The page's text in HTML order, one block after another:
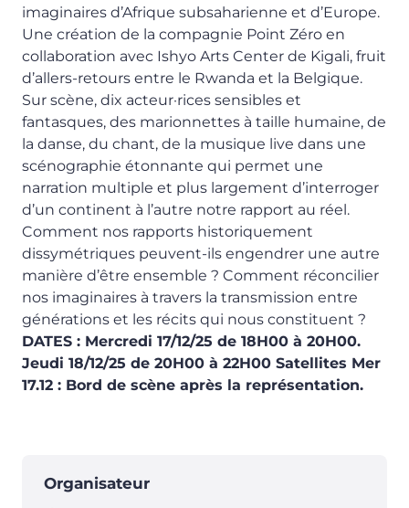
imaginaires d’Afrique subsaharienne et d’Europe.
Une création de la compagnie Point Zéro en
collaboration avec Ishyo Arts Center de Kigali, fruit
d’allers-retours entre le Rwanda et la Belgique.
Sur scène, dix acteur·rices sensibles et
fantasques, des marionnettes à taille humaine, de
la danse, du chant, de la musique live dans une
scénographie étonnante qui permet une
narration multiple et plus largement d’interroger
d’un continent à l’autre notre rapport au réel.
Comment nos rapports historiquement
dissymétriques peuvent-ils engendrer une autre
manière d’être ensemble ? Comment réconcilier
nos imaginaires à travers la transmission entre
générations et les récits qui nous constituent ?
DATES : Mercredi 17/12/25 de 18H00 à 20H00.
Jeudi 18/12/25 de 20H00 à 22H00 Satellites Mer
17.12 : Bord de scène après la représentation.
Organisateur